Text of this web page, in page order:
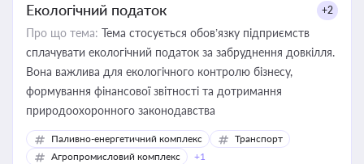
Екологічний податок +2
Про що тема: Тема стосується обов’язку підприємств
сплачувати екологічний податок за забруднення довкілля.
Вона важлива для екологічного контролю бізнесу,
формування фінансової звітності та дотримання
природоохоронного законодавства
Паливно-енергетичний комплекс
Транспорт
Агропромисловий комплекс
+1